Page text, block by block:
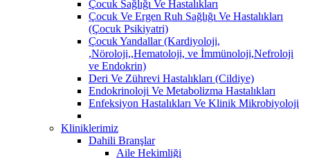
Çocuk Sağlığı Ve Hastalıkları
Çocuk Ve Ergen Ruh Sağlığı Ve Hastalıkları
(Çocuk Psikiyatri)
Çocuk Yandallar (Kardiyoloji,
,Nöroloji,,Hematoloji, ve İmmünoloji,Nefroloji
ve Endokrin)
Deri Ve Zührevi Hastalıkları (Cildiye)
Endokrinoloji Ve Metabolizma Hastalıkları
Enfeksiyon Hastalıkları Ve Klinik Mikrobiyoloji
Kliniklerimiz
Dahili Branşlar
Aile Hekimliği